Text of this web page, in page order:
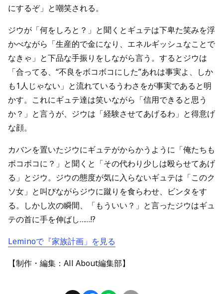
にするぞ」と嘲笑される。
ジウが「何をしろと？」と聞くとギュテは下卑た笑みを浮
かべながら「生産的で金になり、エネルギッシュなことで
なきゃ」と下品な手振りをしながら言う。するとジウは
「合ってる、“不良をボコボコにした”あれは事実よ、しか
も1人じゃない」と流れているうわさをが事実であると明
かす。これにギュテ達は笑いながら「信用できると思う
か？」と言うが、ジウは「経験させてあげるわ」と得意げ
な顔。
カバンを置いたジウにギュテがからかうように「俺たちも
ボコボコに？」と聞くと「その代わり少しは殴らせてあげ
る」とジウ。ジウの態度が気に入らないギュテは「このク
ソ女」と叫びながらジウに蹴りを食らわせ、ビンタをす
る。しかし次の瞬間、「もういい？」と言ったジウはギュ
テの首に手を伸ばし……!?
Leminoで『家族計画」を見る
【制作・編集：All About編集部】